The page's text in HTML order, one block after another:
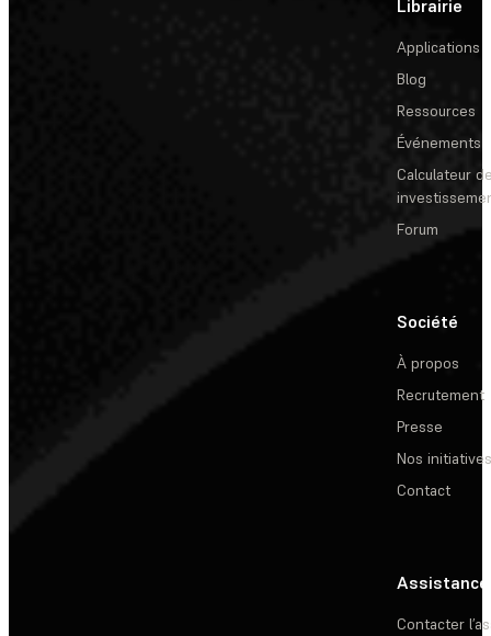
Librairie
Applications
Blog
Ressources
Événements
Calculateur
Forum
Société
À propos
Recrutement
Presse
Nos initiatives
Contact
Assistance
Contacter